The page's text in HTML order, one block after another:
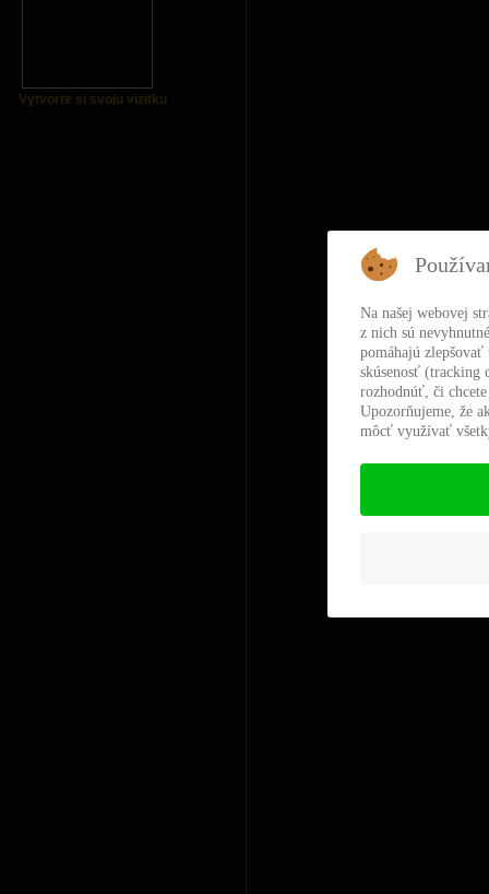
Vytvorte si svoju vizitku
Na našej webovej
z nich sú
pomáhajú
skúsenosť (tracking
rozhodnúť, či
Upozorňujeme, že
môcť využívať